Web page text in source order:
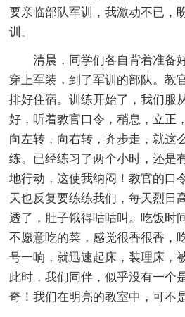
要亲临部队军训，我激动不已，
训。
清晨，同学们各自背着准备好
穿上军装，到了军训的部队。教
排好住宿。训练开始了，我们服
好，听着教官口令，稍息，立正
向左转，向右转，齐步走，就这
练。已经练习了两个小时，还是
地行动，这使我纳闷！教官的口
天也反复要练练我们，每天烈日
透了，肚子饿得咕咕叫。吃饭时
不愿意吃的菜，感觉很香很香，
号一响，就迅速起床，装理床，
此时，我们同伴，似乎没有一个
奇！我们在明亮的教室中，可不